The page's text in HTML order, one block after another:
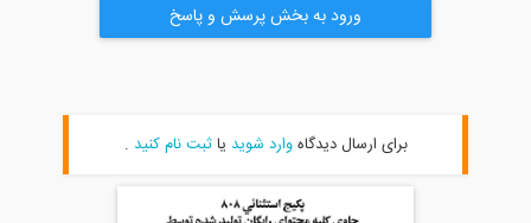
ورود به بخش پرسش و پاسخ
برای ارسال دیدگاهوارد شویدیاثبت نام کنید.